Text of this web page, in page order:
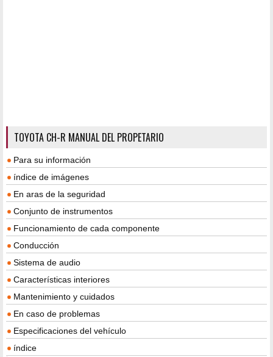
TOYOTA CH-R MANUAL DEL PROPETARIO
Para su información
índice de imágenes
En aras de la seguridad
Conjunto de instrumentos
Funcionamiento de cada componente
Conducción
Sistema de audio
Características interiores
Mantenimiento y cuidados
En caso de problemas
Especificaciones del vehículo
índice